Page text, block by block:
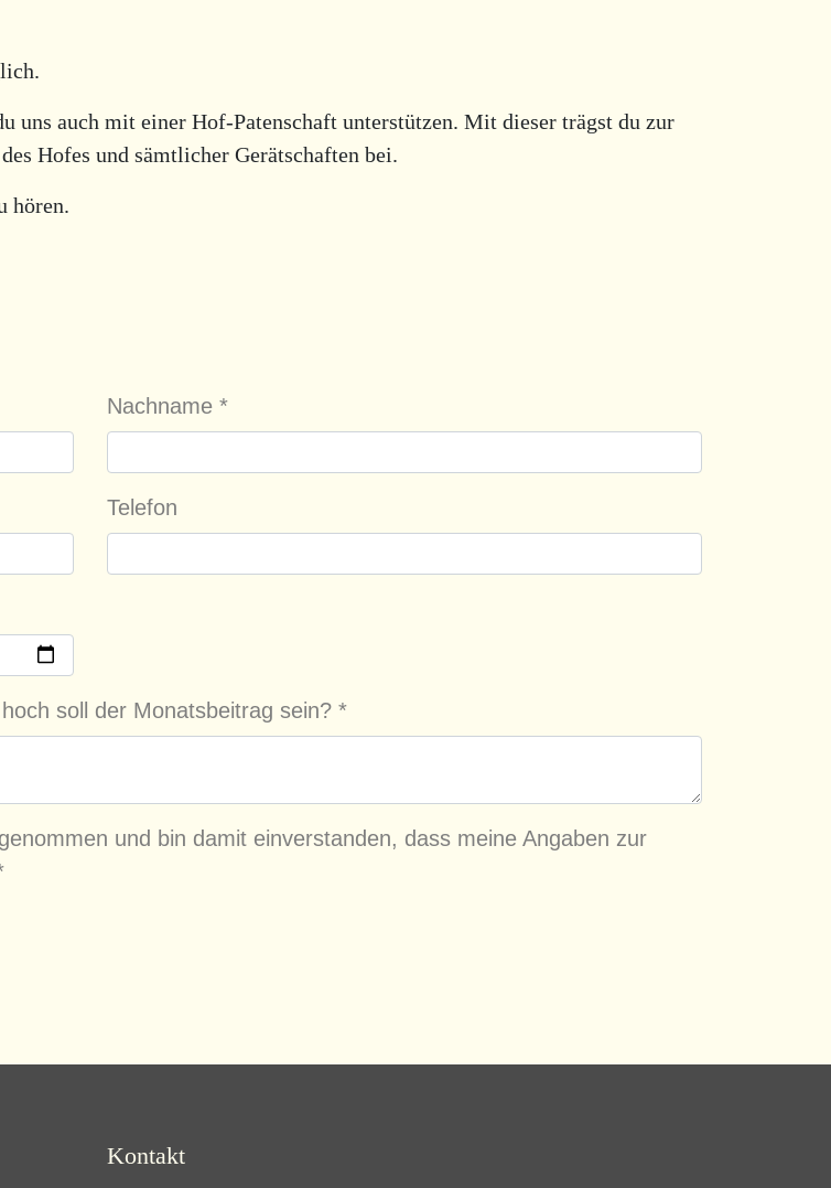
uns auch mit einer Hof-Patenschaft unterstützen. Mit dieser trägst du zur
Hofes und sämtlicher Gerätschaften bei.
hören.
Nachname *
Telefon
soll der Monatsbeitrag sein? *
und bin damit einverstanden, dass meine Angaben zur
Kontakt